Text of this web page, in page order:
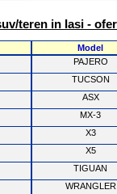
teren in Iasi -
Model
PAJERO
TUCSON
ASX
MX-3
X3
X5
TIGUAN
WRANGLER